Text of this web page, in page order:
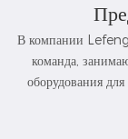
В компании Lefeng
команда,
оборудования